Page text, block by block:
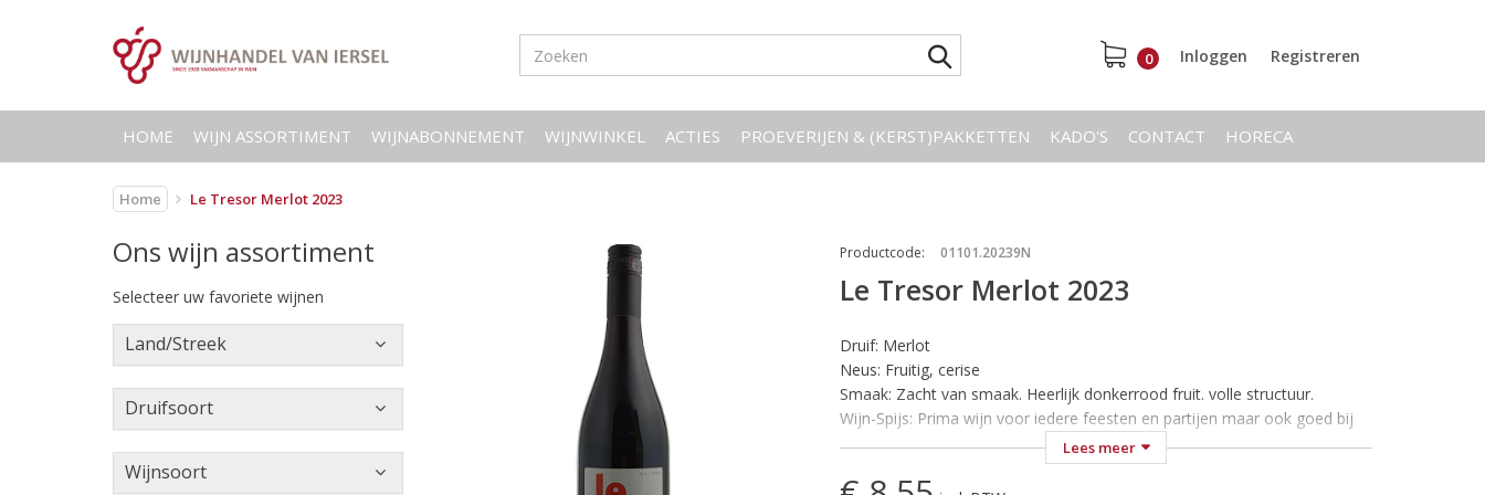
0 Inloggen Registreren
HOME WIJN ASSORTIMENT WIJNABONNEMENT WIJNWINKEL ACTIES PROEVERIJEN & (KERST)PAKKETTEN KADO'S CONTACT HORECA
Home Le Tresor Merlot 2023
Ons wijn assortiment
Selecteer uw favoriete wijnen
Land/Streek
Druifsoort
Wijnsoort
Productcode: 01101.20239N
Le Tresor Merlot 2023
Druif: Merlot
Neus: Fruitig, cerise
Smaak: Zacht van smaak. Heerlijk donkerrood fruit. volle structuur.
Wijn-Spijs: Prima wijn voor iedere feesten en partijen maar ook goed bij
de meeste
Lees meer